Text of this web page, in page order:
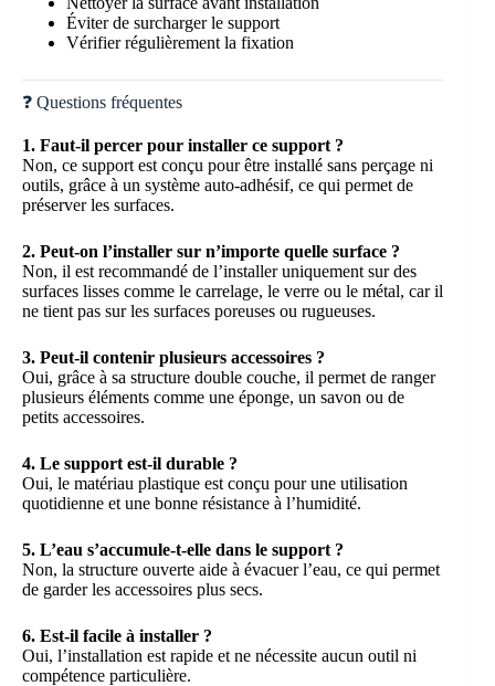
Éviter de surcharger le support
Vérifier régulièrement la fixation
❓ Questions fréquentes
1. Faut-il percer pour installer ce support ?
Non, ce support est conçu pour être installé sans perçage ni
outils, grâce à un système auto-adhésif, ce qui permet de
préserver les surfaces.
2. Peut-on l’installer sur n’importe quelle surface ?
Non, il est recommandé de l’installer uniquement sur des
surfaces lisses comme le carrelage, le verre ou le métal, car il
ne tient pas sur les surfaces poreuses ou rugueuses.
3. Peut-il contenir plusieurs accessoires ?
Oui, grâce à sa structure double couche, il permet de ranger
plusieurs éléments comme une éponge, un savon ou de
petits accessoires.
4. Le support est-il durable ?
Oui, le matériau plastique est conçu pour une utilisation
quotidienne et une bonne résistance à l’humidité.
5. L’eau s’accumule-t-elle dans le support ?
Non, la structure ouverte aide à évacuer l’eau, ce qui permet
de garder les accessoires plus secs.
6. Est-il facile à installer ?
Oui, l’installation est rapide et ne nécessite aucun outil ni
compétence particulière.